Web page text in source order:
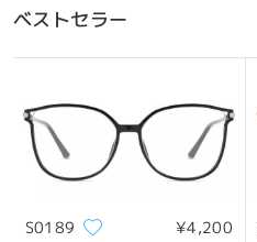
ベストセラー
S0189 ¥4,200